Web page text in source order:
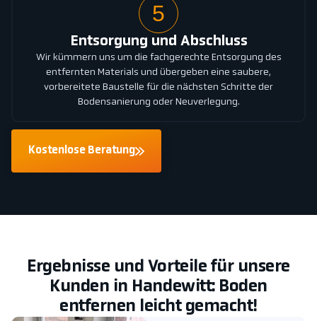
5
Entsorgung und Abschluss
Wir kümmern uns um die fachgerechte Entsorgung des
entfernten Materials und übergeben eine saubere,
vorbereitete Baustelle für die nächsten Schritte der
Bodensanierung oder Neuverlegung.
Kostenlose Beratung
Ergebnisse und Vorteile für unsere
Kunden in Handewitt: Boden
entfernen leicht gemacht!